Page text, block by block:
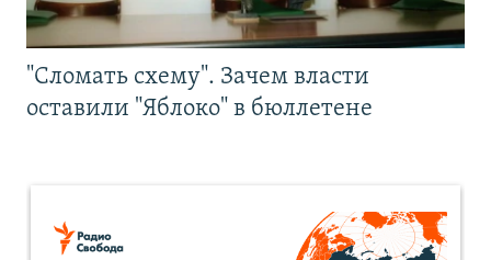
"Сломать схему". Зачем власти
оставили "Яблоко" в бюллетене